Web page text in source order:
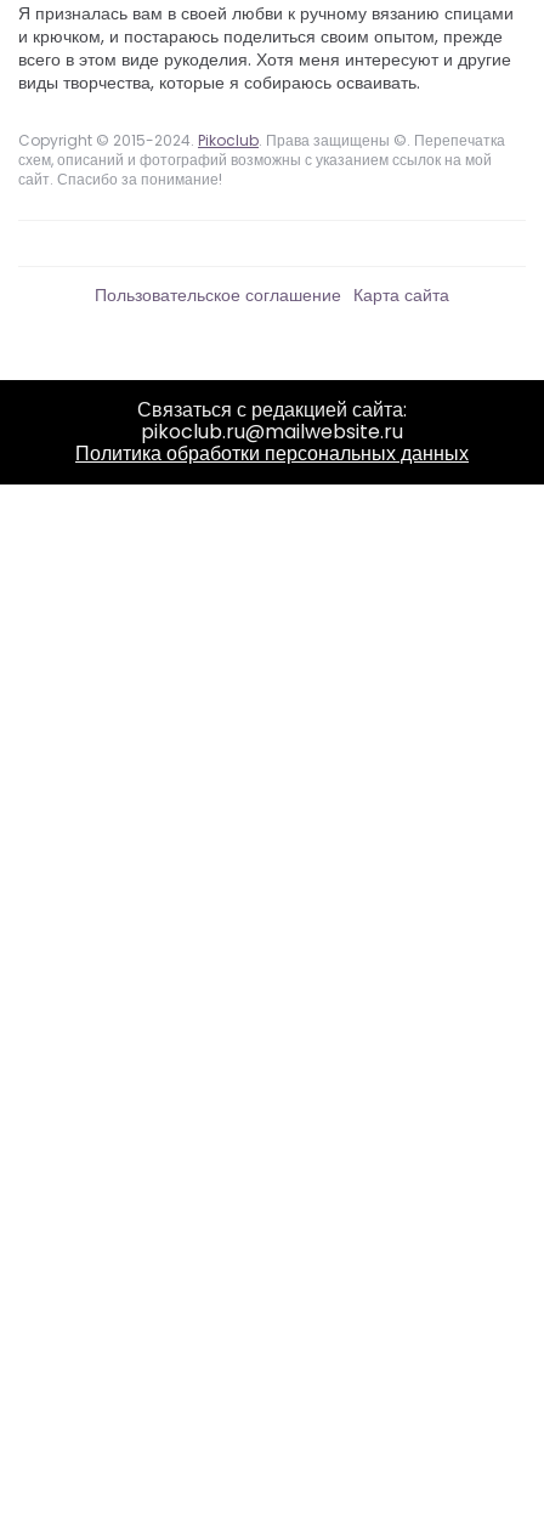
Я призналась вам в своей любви к ручному вязанию спицами
и крючком, и постараюсь поделиться своим опытом, прежде
всего в этом виде рукоделия. Хотя меня интересуют и другие
виды творчества, которые я собираюсь осваивать.
Copyright © 2015-2024. Pikoclub. Права защищены ©. Перепечатка
схем, описаний и фотографий возможны с указанием ссылок на мой
сайт. Спасибо за понимание!
Пользовательское соглашение Карта сайта
Связаться с редакцией сайта:
pikoclub.ru@mailwebsite.ru
Политика обработки персональных данных